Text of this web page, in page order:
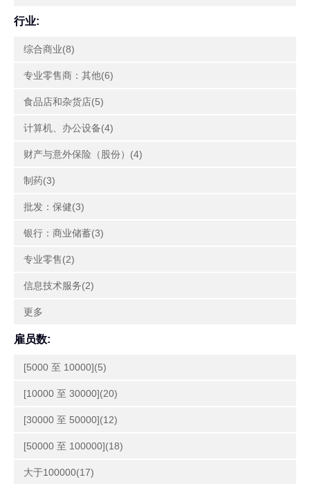
行业:
综合商业(8)
专业零售商：其他(6)
食品店和杂货店(5)
计算机、办公设备(4)
财产与意外保险（股份）(4)
制药(3)
批发：保健(3)
银行：商业储蓄(3)
专业零售(2)
信息技术服务(2)
更多
雇员数:
[5000 至 10000](5)
[10000 至 30000](20)
[30000 至 50000](12)
[50000 至 100000](18)
大于100000(17)